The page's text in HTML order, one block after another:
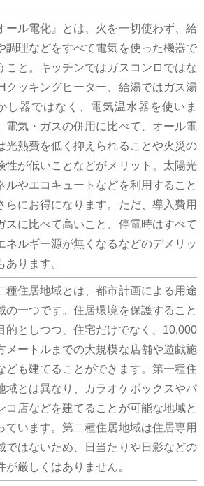
ール電化』とは、火を一切使わず、給
調理などをすべて電気を使った機器で
こと。キッチンではガスコンロではな
クッキングヒーター、給湯ではガス湯
し器ではなく、電気温水器を使いま
電気・ガスの併用に比べて、オール電
光熱費を低く抑えられることや火災の
性が低いことなどがメリット。太陽光
ルやエコキュートなどを利用すること
らにお得になります。ただ、導入費用
スに比べて高いこと、停電時はすべて
ネルギー源が無くなるなどのデメリッ
あります。
種住居地域とは、都市計画による用途
の一つです。住居環境を保護すること
的としつつ、住宅だけでなく、10,000
メートルまでの大規模な店舗や遊戯施
ども建てることができます。第一種住
域とは異なり、カラオケボックスやパ
コ店などを建てることが可能な地域と
ています。第二種住居地域は住居専用
ではないため、日当たりや日影などの
が厳しくはありません。